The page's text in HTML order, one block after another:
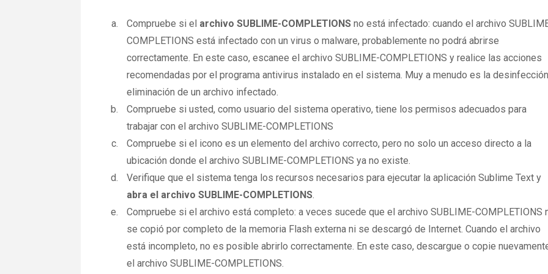
Compruebe si el archivo SUBLIME-COMPLETIONS no está infectado: cuando el archivo
COMPLETIONS está infectado con un virus o malware, probablemente no podrá abrirse
correctamente. En este caso, escanee el archivo SUBLIME-COMPLETIONS y realice las acciones
recomendadas por el programa antivirus instalado en el sistema. Muy a menudo es la
eliminación de un archivo infectado.
Compruebe si usted, como usuario del sistema operativo, tiene los permisos adecuados para
trabajar con el archivo SUBLIME-COMPLETIONS
Compruebe si el icono es un elemento del archivo correcto, pero no solo un acceso directo a la
ubicación donde el archivo SUBLIME-COMPLETIONS ya no existe.
Verifique que el sistema tenga los recursos necesarios para ejecutar la aplicación Sublime Text y
abra el archivo SUBLIME-COMPLETIONS.
Compruebe si el archivo está completo: a veces sucede que el archivo SUBLIME-COMPLETIONS
se copió por completo de la memoria Flash externa ni se descargó de Internet. Cuando el archivo
está incompleto, no es posible abrirlo correctamente. En este caso, descargue o copie
el archivo SUBLIME-COMPLETIONS.